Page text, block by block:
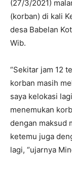
(27/3/2021)
(korban) di kali
desa Babelan
Wib.
“Sekitar jam 12
korban masih
saya kelokasi
menemukan
dengan maksud
ketemu juga
lagi, “ujarnya